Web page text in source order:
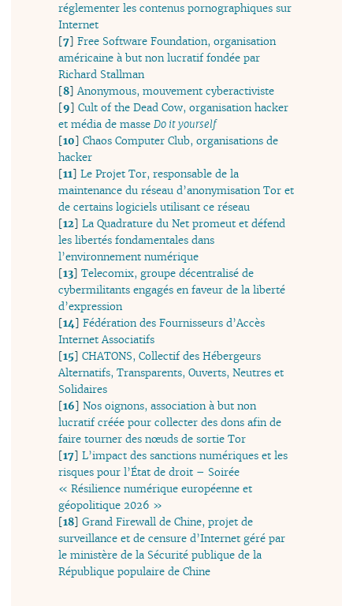
réglementer les contenus pornographiques sur
Internet
[7]Free Software Foundation, organisation
américaine à but non lucratif fondée par
Richard Stallman
[8]Anonymous, mouvement cyberactiviste
[9]Cult of the Dead Cow, organisation hacker
et média de masseDo it yourself
[10]Chaos Computer Club, organisations de
hacker
[11]Le Projet Tor, responsable de la
maintenance du réseau d’anonymisation Tor et
de certains logiciels utilisant ce réseau
[12]La Quadrature du Net promeut et défend
les libertés fondamentales dans
l’environnement numérique
[13]Telecomix, groupe décentralisé de
cybermilitants engagés en faveur de la liberté
d’expression
[14]Fédération des Fournisseurs d’Accès
Internet Associatifs
[15]CHATONS, Collectif des Hébergeurs
Alternatifs, Transparents, Ouverts, Neutres et
Solidaires
[16]Nos oignons, association à but non
lucratif créée pour collecter des dons afin de
faire tourner des nœuds de sortie Tor
[17]L’impact des sanctions numériques et les
risques pour l’État de droit – Soirée
« Résilience numérique européenne et
géopolitique 2026 »
[18]Grand Firewall de Chine, projet de
surveillance et de censure d’Internet géré par
le ministère de la Sécurité publique de la
République populaire de Chine